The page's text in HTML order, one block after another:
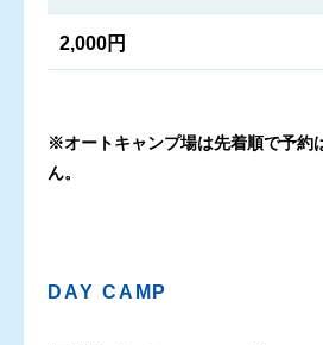
2,000円
※オートキャンプ場は先着順で予約
ん。
DAY CAMP